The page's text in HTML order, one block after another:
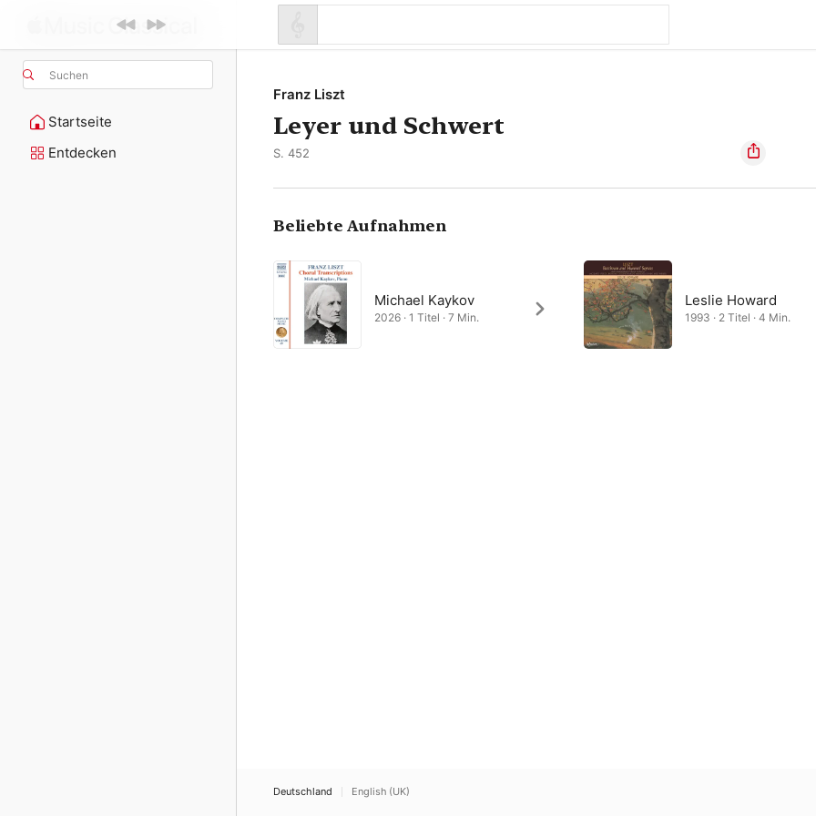
Suchen
Startseite
Entdecken
Franz Liszt
Leyer und Schwert
S. 452
Beliebte Aufnahmen
Michael Kaykov
2026 · 1 Titel · 7 Min.
Leslie Howard
1993 · 2 Titel · 4 Min.
Deutschland English (UK)